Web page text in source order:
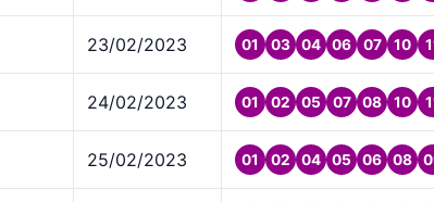
23/02/2023 01 03 04 06 07 10
24/02/2023 01 02 05 07 08 10
25/02/2023 01 02 04 05 06 08